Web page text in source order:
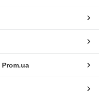
Prom.ua